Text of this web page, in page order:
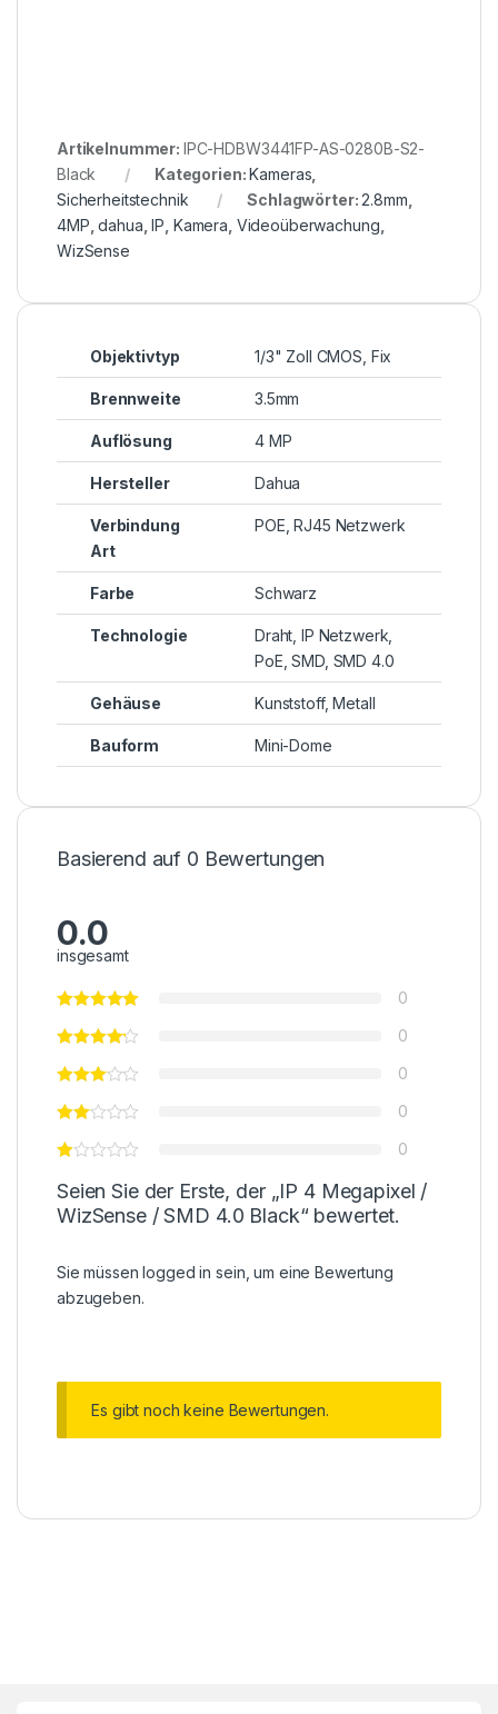
Artikelnummer: IPC-HDBW3441FP-AS-0280B-S2-
Black
Kategorien:Kameras
Sicherheitstechnik
Schlagwörter:2.8mm
4MP ,dahua ,IP Kamera Videoüberwachung
WizSense
Objektivtyp 1/3" Zoll CMOS, Fix
Brennweite 3.5mm
Auflösung 4 MP
Hersteller Dahua
Verbindung
Art
POE, RJ45 Netzwerk
Farbe Schwarz
Technologie
Draht, IP Netzwerk,
PoE, SMD, SMD 4.0
Gehäuse Kunststoff, Metall
Bauform Mini-Dome
Basierend auf 0 Bewertungen
0.0
insgesamt
0
0
0
0
0
Seien Sie der Erste, der „IP 4 Megapixel /
WizSense / SMD 4.0 Black“ bewertet.
Sie müssenlogged in sein, um eine Bewertung
abzugeben.
Es gibt noch keine Bewertungen.